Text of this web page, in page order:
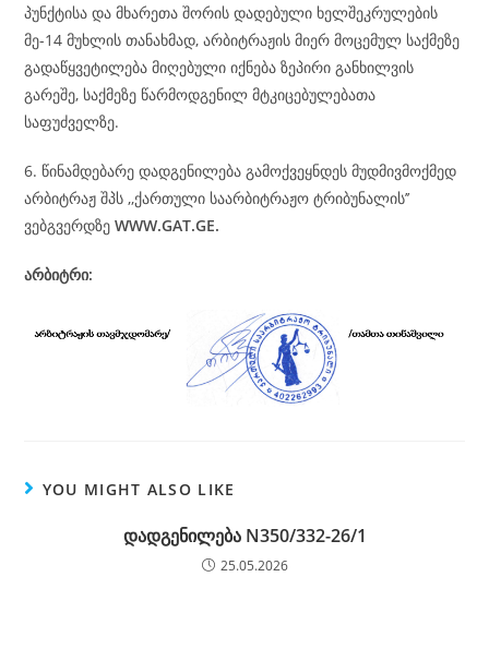
პუნქტისა და მხარეთა შორის დადებული ხელშეკრულების
მე-14 მუხლის თანახმად, არბიტრაჟის მიერ მოცემულ საქმეზე
გადაწყვეტილება მიღებული იქნება ზეპირი განხილვის
გარეშე, საქმეზე წარმოდგენილ მტკიცებულებათა
საფუძველზე.
6. წინამდებარე დადგენილება გამოქვეყნდეს მუდმივმოქმედ
არბიტრაჟ შპს ,,ქართული საარბიტრაჟო ტრიბუნალის’’
ვებგვერდზეWWW.GAT.GE.
არბიტრი:
YOU MIGHT ALSO LIKE
დადგენილება N350/332-26/1
25.05.2026